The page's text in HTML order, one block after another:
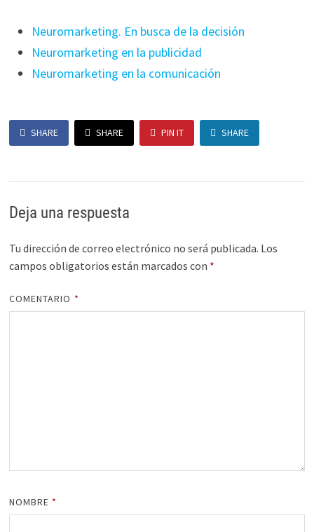
Neuromarketing. En busca de la decisión
Neuromarketing en la publicidad
Neuromarketing en la comunicación
SHARE SHARE PIN IT SHARE
Deja una respuesta
Tu dirección de correo electrónico no será publicada. Los
campos obligatorios están marcados con *
COMENTARIO *
NOMBRE *